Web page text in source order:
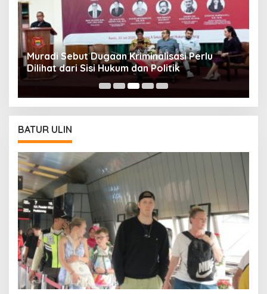
Muradi Sebut Dugaan Kriminalisasi Perlu
Dilihat dari Sisi Hukum dan Politik
BATUR ULIN